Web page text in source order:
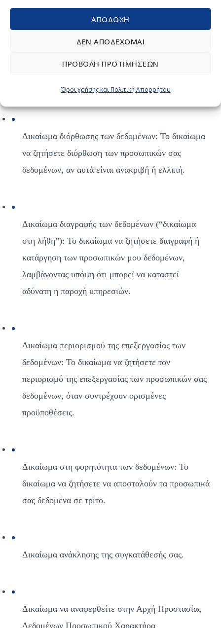
ΑΠΟΔΟΧΉ
ΔΕΝ ΑΠΟΔΈΧΟΜΑΙ
ΠΡΟΒΟΛΉ ΠΡΟΤΙΜΉΣΕΩΝ
Όροι χρήσης και Πολιτική Απορρήτου
είναι:
να γνωρίζετε αν τα δεδομένα σας υφίστανται
Δικαίωμα διόρθωσης των δεδομένων: Το δικαίωμα
να ζητήσετε διόρθωση των προσωπικών σας
δεδομένων, αν αυτά είναι ανακριβή ή ελλιπή.
Δικαίωμα διαγραφής των δεδομένων (“δικαίωμα
στη λήθη”): Το δικαίωμα να ζητήσετε διαγραφή ή
κατάργηση των προσωπικών μου δεδομένων,
λαμβάνοντας υπόψη ότι μπορεί να καταστεί
αδύνατη η παροχή υπηρεσιών.
Δικαίωμα περιορισμού της επεξεργασίας των
δεδομένων: Το δικαίωμα να ζητήσετε τον
περιορισμό της επεξεργασίας των προσωπικών σας
δεδομένων, όταν συντρέχουν ορισμένες
προϋποθέσεις.
Δικαίωμα στη φορητότητα των δεδομένων: Το
δικαίωμα να ζητήσετε να αποσταλούν τα προσωπικά
σας δεδομένα σε τρίτο.
Δικαίωμα ανάκλησης της συγκατάθεσής σας.
Δικαίωμα να αναφερθείτε στην Αρχή Προστασίας
Δεδομένων Προσωπικού Χαρακτήρα